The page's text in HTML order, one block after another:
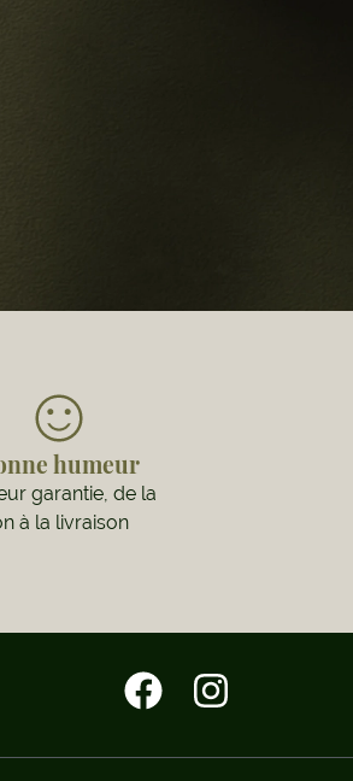
humeur
garantie, de la
à la livraison